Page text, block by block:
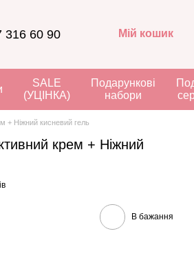
316 60 90 Мій кошик
SALE
(УЦІНКА)
Подарункові
набори
+ Ніжний кисневий гель
крем + Ніжний
В бажання